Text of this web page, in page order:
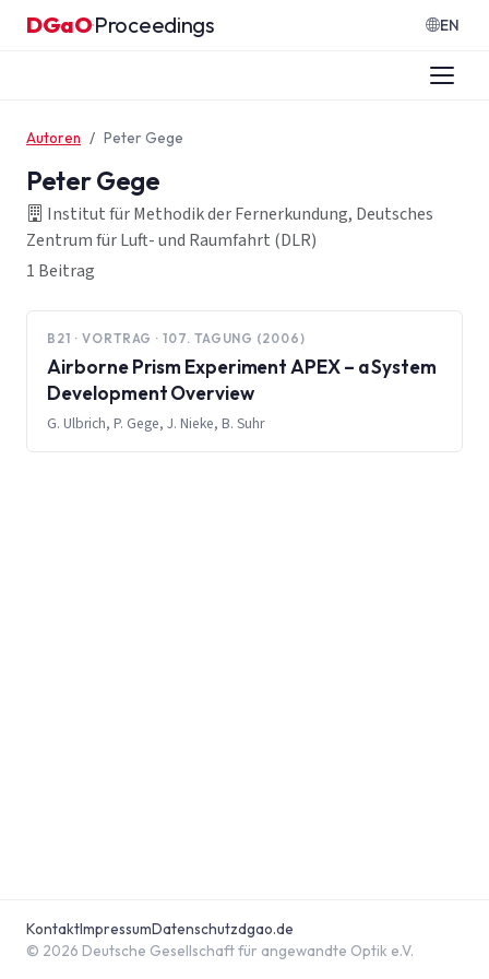
Zum Inhalt springen
DGaO·Proceedings EN
Autoren Peter Gege
Peter Gege
Institut für Methodik der Fernerkundung, Deutsches
Zentrum für Luft- und Raumfahrt (DLR)
1 Beitrag
B21 · VORTRAG · 107. TAGUNG (2006)
Airborne Prism Experiment APEX – a System
Development Overview
G. Ulbrich, P. Gege, J. Nieke, B. Suhr
© 2026 Deutsche Gesellschaft für angewandte Optik e.V.
KontaktImpressumDatenschutzdgao.de